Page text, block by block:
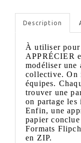
Description
À utiliser pour
APPRÉCIER
modéliser une
collective. On
équipes.
trouver une
on partage les
Enfin, une
papier
Formats
en ZIP.